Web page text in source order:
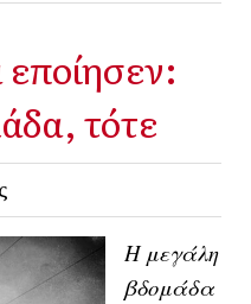
τότε
Η μεγάλη
βδομάδα